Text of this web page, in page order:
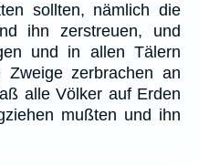
sollten, nämlich die
ihn zerstreuen, und
und in allen Tälern
Zweige zerbrachen an
alle Völker auf Erden
mußten und ihn